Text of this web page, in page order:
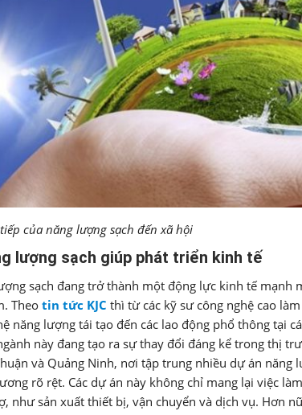
của năng lượng sạch đến xã hội
lượng sạch giúp phát triển kinh tế
sạch đang trở thành một động lực kinh tế mạnh
Theo tin tức KJC thì từ các kỹ sư công nghệ cao
năng lượng tái tạo đến các lao động phổ thông tại
này đang tạo ra sự thay đổi đáng kể trong thị
và Quảng Ninh, nơi tập trung nhiều dự án
rõ rệt. Các dự án này không chỉ mang lại việc
như sản xuất thiết bị, vận chuyển và dịch vụ. Hơn